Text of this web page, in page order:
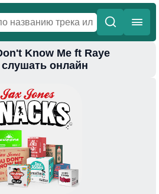
Know Me ft Raye
онлайн